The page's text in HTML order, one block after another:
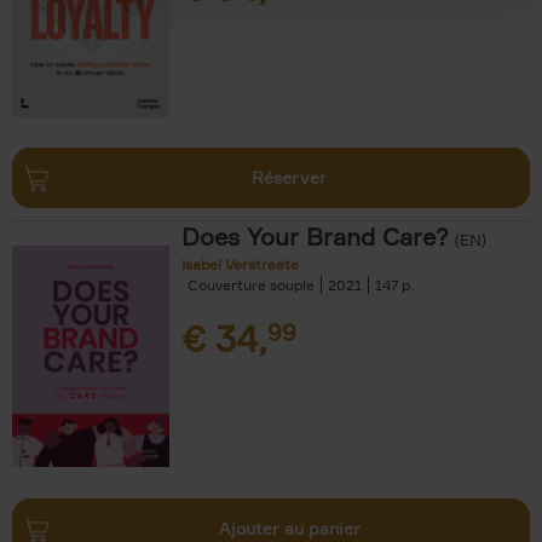
Réserver
Does Your Brand Care? (EN)
Isabel Verstraete
Couverture souple
2021 147
€ 34,99
Ajouter au panier